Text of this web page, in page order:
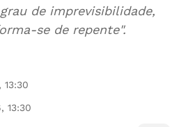
de imprevisibilidade,
se de repente".
13:30